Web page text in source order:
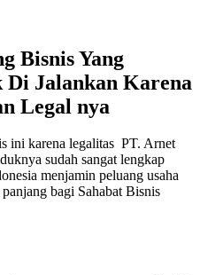
Bisnis Yang
Di Jalankan Karena
Legal nya
ini karena legalitas PT. Arnet
sudah sangat lengkap
menjamin peluang usaha
bagi Sahabat Bisnis